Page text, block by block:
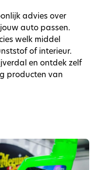
advies over
auto passen.
welk middel
of interieur.
en ontdek zelf
producten van